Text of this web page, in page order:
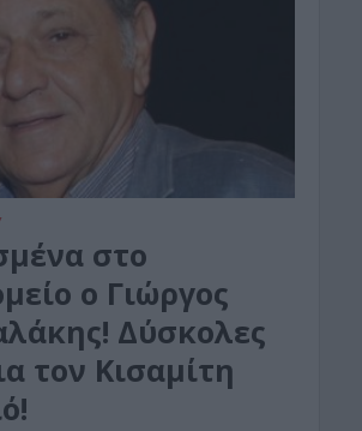
στο
ο Γιώργος
Δύσκολες
τον Κισαμίτη